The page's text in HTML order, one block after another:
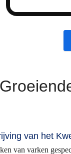
van het
van varken